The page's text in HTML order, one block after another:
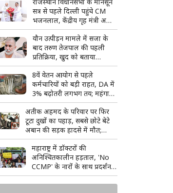
सत्र से पहले दिल्ली पहुंचे CM
भजनलाल, केंद्रीय गृह मंत्री अमित
शाह से की मुलाकात
यौन उत्पीड़न मामले में सजा के
बाद तरुण तेजपाल की पहली
प्रतिक्रिया, खुद को बताया
राजनीतिक साजिश का शिकार
8वें वेतन आयोग से पहले
कर्मचारियों को बड़ी राहत, DA में
3% बढ़ोतरी लगभग तय; महंगाई
भत्ता 63% पहुंचने की उम्मीद
अतीक अहमद के परिवार पर फिर
टूटा दुखों का पहाड़, सबसे छोटे बेटे
अबान की सड़क हादसे में मौत;
अपराध से सत्ता तक और फिर
बिखरते कुनबे की पूरी कहानी
महाराष्ट्र में डॉक्टरों की
अनिश्चितकालीन हड़ताल, 'No
CCMP' के नारों के साथ प्रदर्शन;
बॉम्बे हाईकोर्ट ने लिया स्वत: संज्ञान